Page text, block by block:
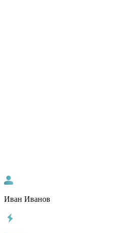
Иван Иванов